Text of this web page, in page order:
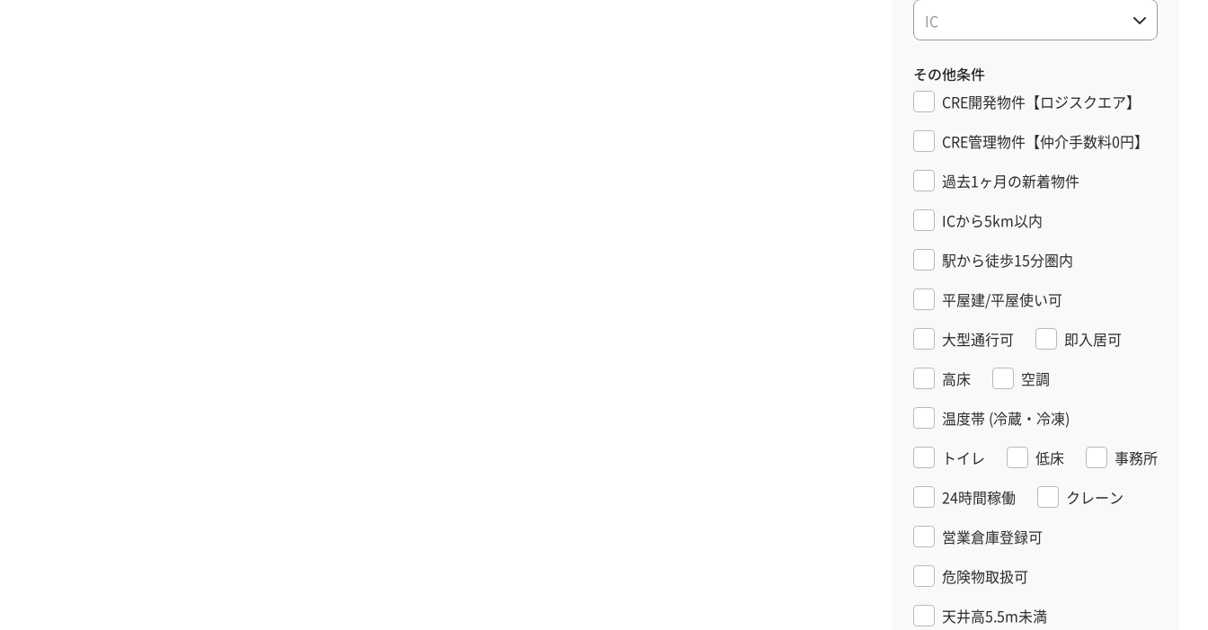
IC
その他条件
CRE開発物件【ロジスクエア】
CRE管理物件【仲介手数料0円】
過去1ヶ月の新着物件
ICから5km以内
駅から徒歩15分圏内
平屋建/平屋使い可
大型通行可
即入居可
高床
空調
温度帯 (冷蔵・冷凍)
トイレ
低床
事務所
24時間稼働
クレーン
営業倉庫登録可
危険物取扱可
天井高5.5m未満